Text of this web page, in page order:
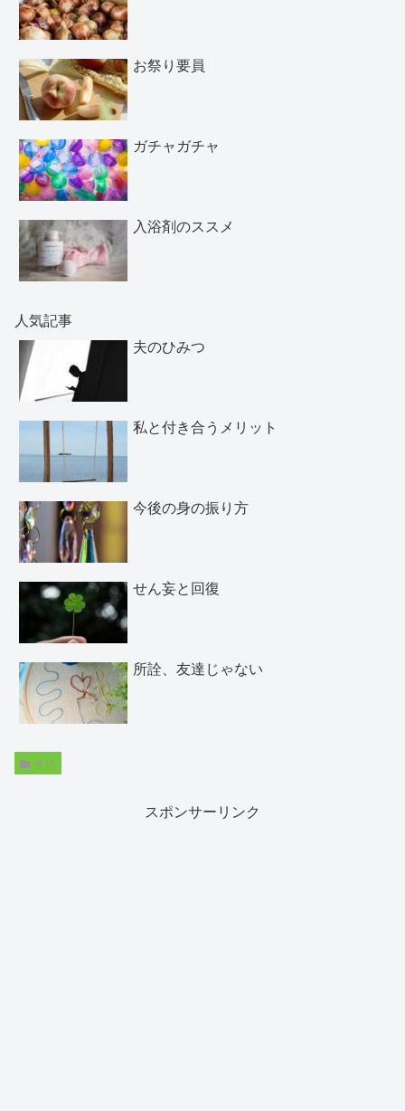
お祭り要員
ガチャガチャ
入浴剤のススメ
人気記事
夫のひみつ
私と付き合うメリット
今後の身の振り方
せん妄と回復
所詮、友達じゃない
生活
スポンサーリンク